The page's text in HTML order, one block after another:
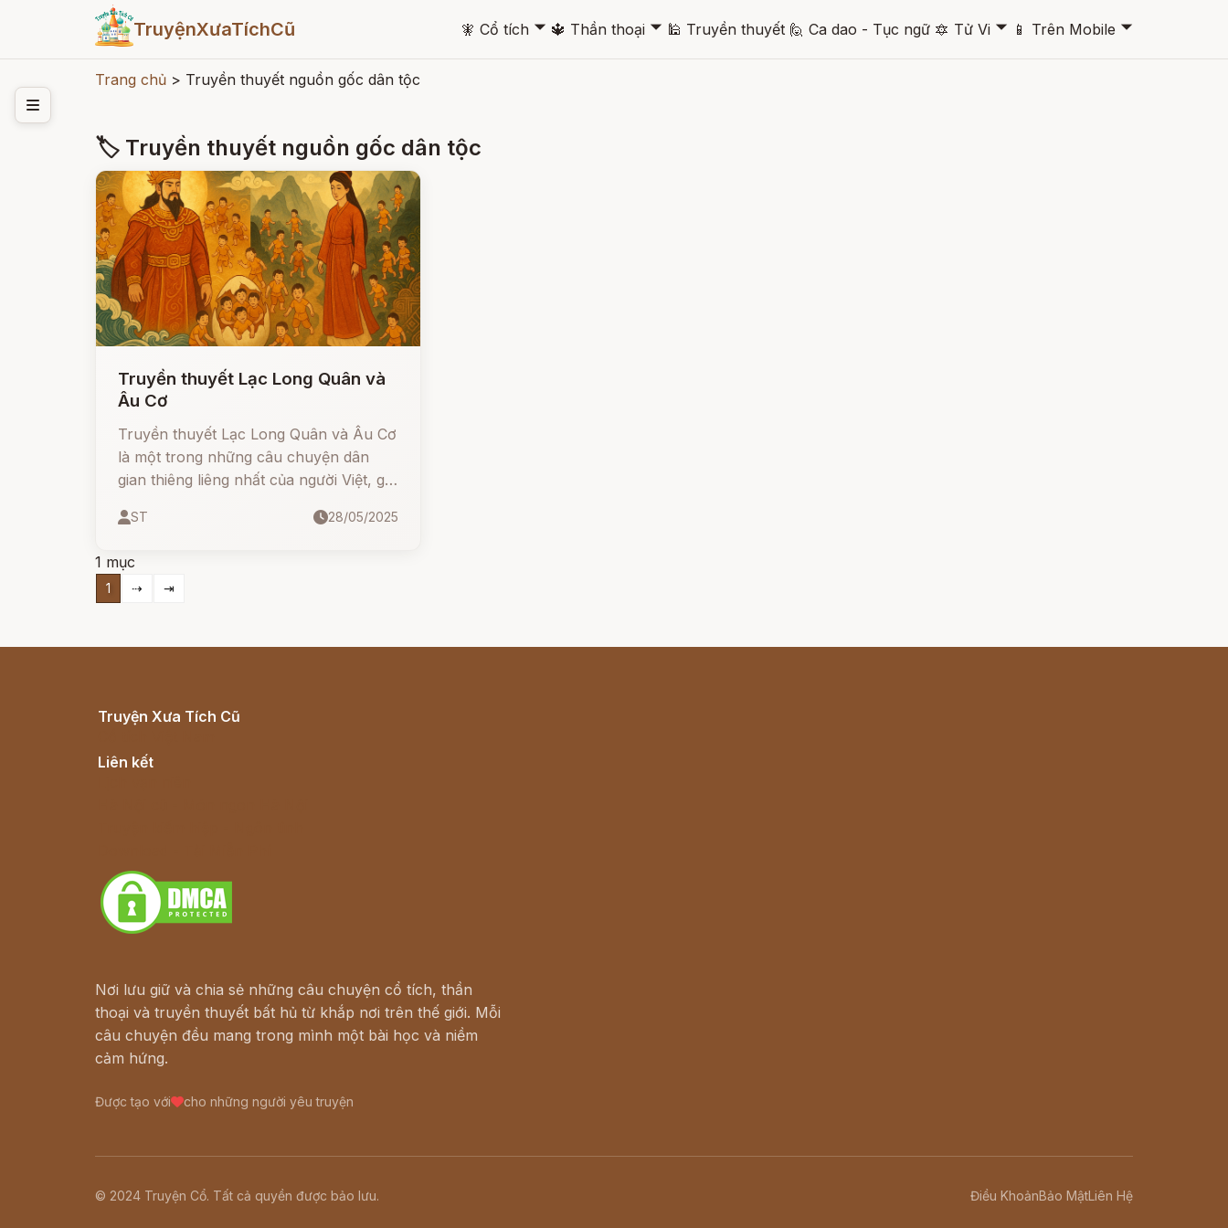
TruyệnXưaTíchCũ 🧚 Cổ tích 🞃 🔱 Thần thoại 🞃 🕌 Truyền thuyết 🙋 Ca dao - Tục ngữ 🔯 Tử Vi 🞃 📱 Trên Mobile 🞃
Trang chủ > Truyền thuyết nguồn gốc dân tộc
🏷 Truyền thuyết nguồn gốc dân tộc
Truyền thuyết Lạc Long Quân và
Âu Cơ
Truyền thuyết Lạc Long Quân và Âu Cơ
là một trong những câu chuyện dân
gian thiêng liêng nhất của người Việt, giải
Con Rồng Cháu Tiên.
ST 28/05/2025
1 mục
1 ⇢ ⇥
Truyện Xưa Tích Cũ
Liên kết
Nơi lưu giữ và chia sẻ những câu chuyện cổ tích, thần
thoại và truyền thuyết bất hủ từ khắp nơi trên thế giới. Mỗi
câu chuyện đều mang trong mình một bài học và niềm
cảm hứng.
Được tạo với cho những người yêu truyện
© 2024 Truyện Cổ. Tất cả quyền được bảo lưu. Điều KhoảnBảo MậtLiên Hệ